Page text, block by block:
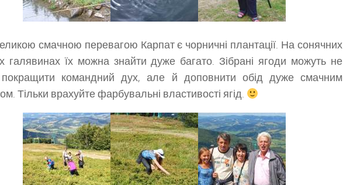
смачною перевагою Карпат є чорничні плантації. На сонячних
галявинах їх можна знайти дуже багато. Зібрані ягоди можуть не
покращити командний дух, але й доповнити обід дуже смачним
Тільки врахуйте фарбувальні властивості ягід.